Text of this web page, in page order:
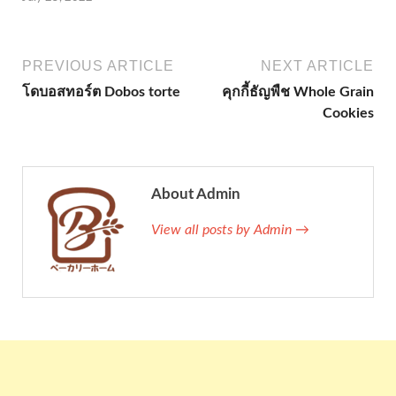
PREVIOUS ARTICLE
โดบอสทอร์ต Dobos torte
NEXT ARTICLE
คุกกี้ธัญพืช Whole Grain
Cookies
About Admin
View all posts by Admin →